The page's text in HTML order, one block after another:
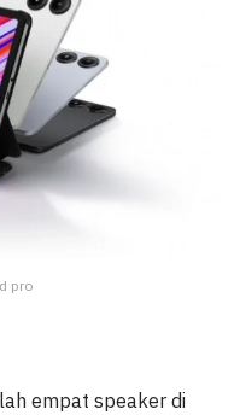
pro
empat speaker di